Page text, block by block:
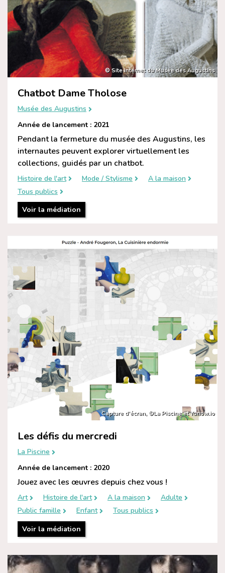
© Site internet du Musée des Augustins
Chatbot Dame Tholose
Musée des Augustins
Année de lancement : 2021
Pendant la fermeture du musée des Augustins, les
internautes peuvent explorer virtuellement les
collections, guidés par un chatbot.
Histoire de l'art Mode / Stylisme
A la maison
Tous publics
Voir la médiation
Capture d’écran, ©La Piscine et Yunow.io
Les défis du mercredi
La Piscine
Année de lancement : 2020
Jouez avec les œuvres depuis chez vous !
Art Histoire de l'art A la maison
Adulte
Public famille
Enfant
Tous publics
Voir la médiation